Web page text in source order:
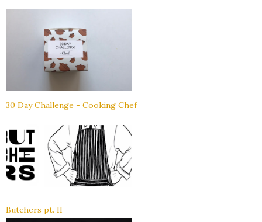
30 Day Challenge - Cooking Chef
Butchers pt. II